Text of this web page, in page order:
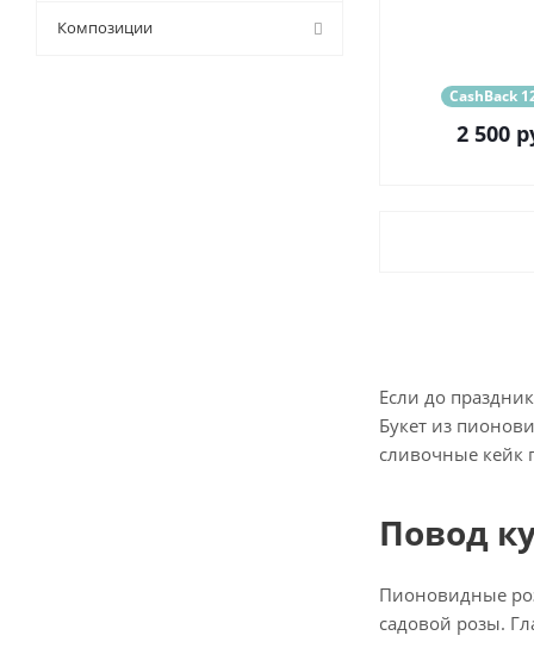
CashBack
2 500
Если до
Букет из
сливочные кейк
Повод
Пионовидные
садовой розы.
9 (11)
Композиции